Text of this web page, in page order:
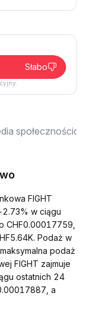
Słabo
FIGHT
w ciągu
CHF0.00017759,
Podaż w
podaż
FIGHT zajmuje
ostatnich 24
a